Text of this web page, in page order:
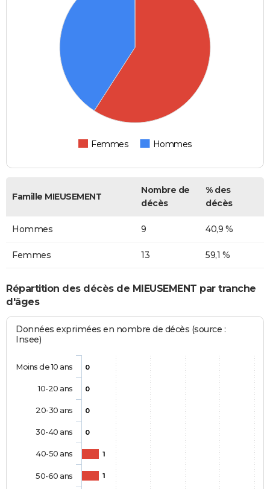
Femmes Hommes
Famille MIEUSEMENT
Nombre de
décès
% des
décès
Hommes 9 40,9 %
Femmes 13 59,1 %
Répartition des décès de MIEUSEMENT par tranche
d'âges
Données exprimées en nombre de décès (source :
Insee)
0
0
0
0
1
1
Moins de 10 ans
10-20 ans
20-30 ans
30-40 ans
40-50 ans
50-60 ans